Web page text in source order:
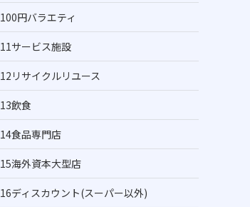
100円バラエティ
11サービス施設
12リサイクルリユース
13飲食
14食品専門店
15海外資本大型店
16ディスカウント(スーパー以外)